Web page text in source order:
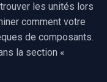
les unités lors
comment votre
de composants.
la section «